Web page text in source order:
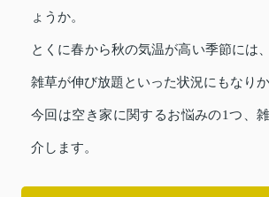
ょうか。
とくに春から秋の気温が高い季節には
雑草が伸び放題といった状況にもなりか
今回は空き家に関するお悩みの1つ、
介します。